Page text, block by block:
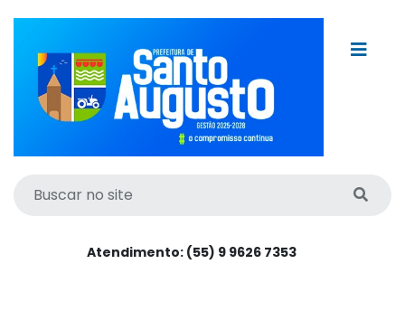
Atendimento: (55) 9 9626 7353